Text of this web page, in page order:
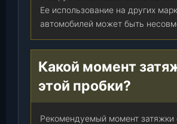
Ее использование на других
автомобилей может быть
Какой момент
этой пробки?
Рекомендуемый момент затяжки